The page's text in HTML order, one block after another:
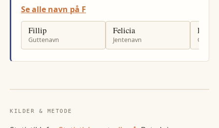
Se alle navn på F
Fillip
Guttenavn
Felicia
Jentenavn
Filip
KILDER & METODE